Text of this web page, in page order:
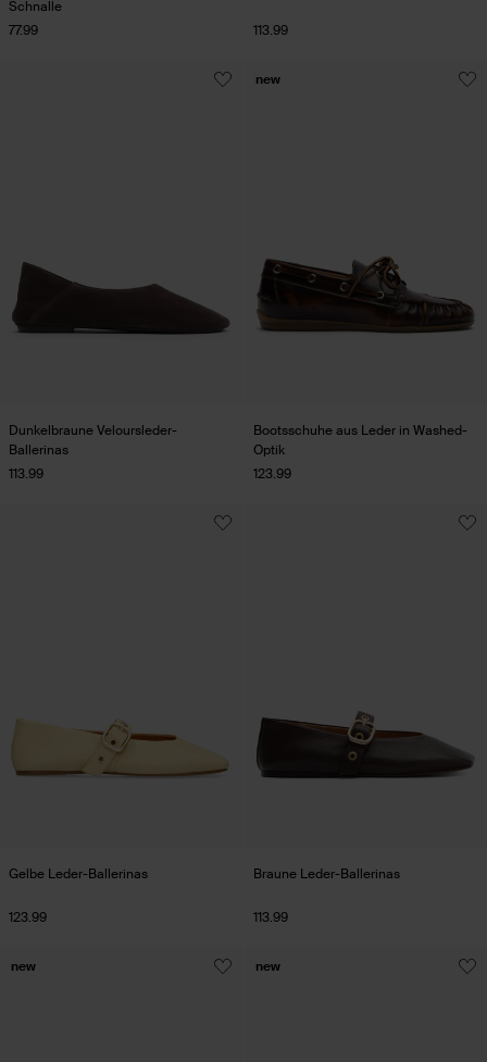
Schnalle
77.99
113.99
Dunkelbraune Veloursleder-
Ballerinas
113.99
Bootsschuhe aus Leder in Washed-
Optik
123.99
new
Gelbe Leder-Ballerinas
123.99
Braune Leder-Ballerinas
113.99
new new